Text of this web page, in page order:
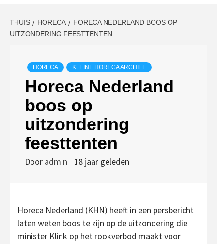
THUIS HORECA
HORECA NEDERLAND BOOS OP
UITZONDERING FEESTTENTEN
HORECA KLEINE HORECA ARCHIEF
Horeca Nederland
boos op
uitzondering
feesttenten
Door admin 18 jaar geleden
Horeca Nederland (KHN) heeft in een persbericht
laten weten boos te zijn op de uitzondering die
minister Klink op het rookverbod maakt voor